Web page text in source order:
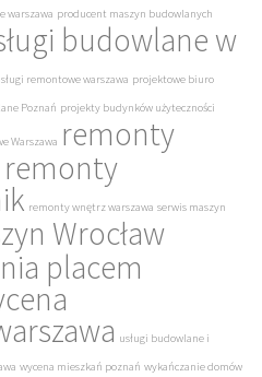
warszawa producent maszyn budowlanych
budowlane w
remontowe warszawa projektowe biuro
Poznań projekty budynków użyteczności
Warszawa remonty
remonty
remonty wnętrz warszawa serwis maszyn
Wrocław
placem
usługi budowlane i
wycena mieszkań poznań wykańczanie domów